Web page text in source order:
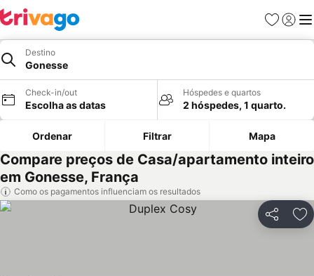
Favoritos
Iniciar
Destino
Gonesse
Check-in/out
Escolha as datas
Hóspedes e quartos
2 hóspedes, 1 quarto.
Ordenar Filtrar Mapa
Compare preços de Casa/apartamento inteiro
em Gonesse, França
Como os pagamentos influenciam os resultados
Partilhar